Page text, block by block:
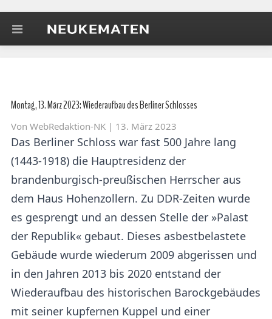
Montag, 13. März 2023: Wiederaufbau des Berliner Schlosses
Von WebRedaktion-NK | 13. März 2023
Das Berliner Schloss war fast 500 Jahre lang
(1443-1918) die Hauptresidenz der
brandenburgisch-preußischen Herrscher aus
dem Haus Hohenzollern. Zu DDR-Zeiten wurde
es gesprengt und an dessen Stelle der »Palast
der Republik« gebaut. Dieses asbestbelastete
Gebäude wurde wiederum 2009 abgerissen und
in den Jahren 2013 bis 2020 entstand der
Wiederaufbau des historischen Barockgebäudes
mit seiner kupfernen Kuppel und einer